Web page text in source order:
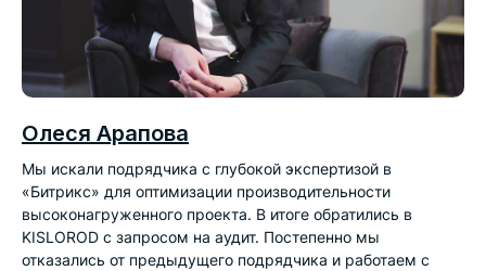
Олеся Арапова
Мы искали подрядчика с глубокой экспертизой в
«Битрикс» для оптимизации производительности
высоконагруженного проекта. В итоге обратились в
KISLOROD с запросом на аудит. Постепенно мы
отказались от предыдущего подрядчика и работаем с